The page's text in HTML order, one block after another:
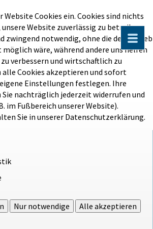
Website Cookies ein. Cookies sind nichts
unsere Website zuverlässig zu betreiben.
zwingend notwendig, ohne die der Betrieb
wäre, während andere uns helfen
verbessern und wirtschaftlich zu
alle Cookies akzeptieren und sofort
Einstellungen festlegen. Ihre
nachträglich jederzeit widerrufen und
im Fußbereich unserer Website).
Sie in unserer Datenschutzerklärung.
Nur notwendige Alle akzeptieren